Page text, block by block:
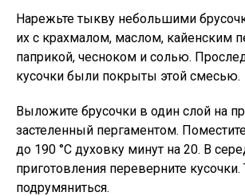
Нарежьте тыкву небольшими
их с крахмалом, маслом, кайенским
паприкой, чесноком и солью.
кусочки были покрыты этой смесью.
Выложите брусочки в один слой на
застеленный пергаментом.
до 190 °C духовку минут на 20. В
приготовления переверните
подрумяниться.